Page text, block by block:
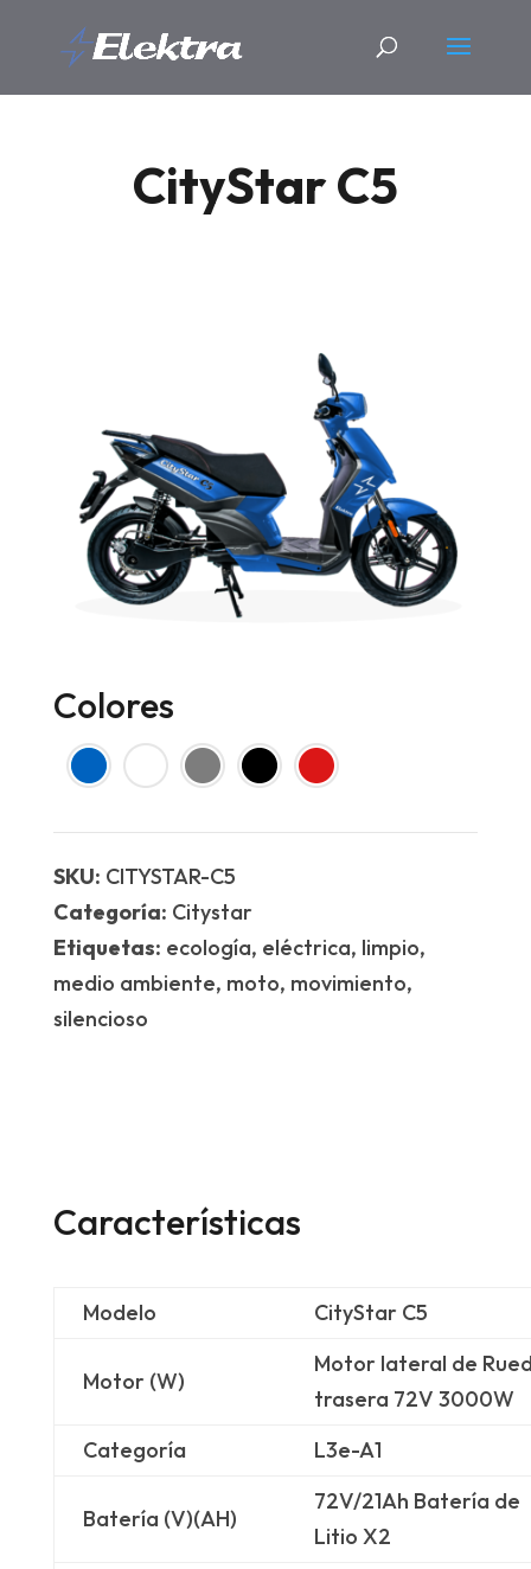
CityStar C5
Colores
SKU: CITYSTAR-C5
Categoría: Citystar
Etiquetas: ecología, eléctrica, limpio,
medio ambiente, moto, movimiento,
silencioso
Características
Modelo CityStar C5
Motor (W)
Motor lateral de
trasera 72V 3000W
Categoría
L3e-A1
Batería (V)(AH)
72V/21Ah Batería de
Litio X2